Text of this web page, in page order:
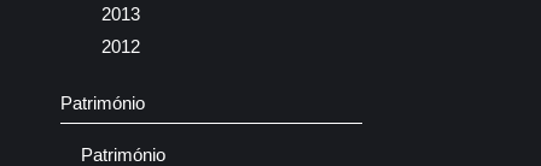
2013
2012
Património
Património